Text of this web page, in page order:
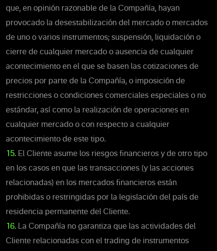
que, en opinión razonable de la Compañía, hayan
provocado la desestabilización del mercado o mercados
de uno o varios instrumentos; suspensión, liquidación o
cierre de cualquier mercado o ausencia de cualquier
acontecimiento en el que se basen las cotizaciones de
precios por parte de la Compañía, o imposición de
restricciones o condiciones comerciales especiales o no
estándar, así como la realización de operaciones en
cualquier mercado o con respecto a cualquier
acontecimiento de este tipo.
15. El Cliente asume los riesgos financieros y de otro tipo
en los casos en que las transacciones (y las acciones
relacionadas) en los mercados financieros están
prohibidas o restringidas por la legislación del país de
residencia permanente del Cliente.
16. La Compañía no garantiza que las actividades del
Cliente relacionadas con el trading de instrumentos